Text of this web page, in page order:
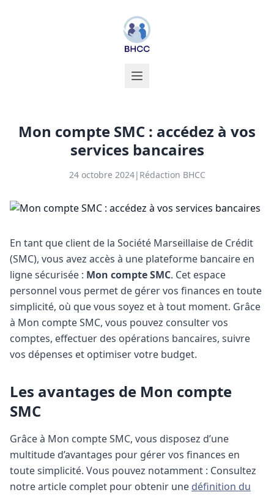
Mon compte SMC : accédez à vos
services bancaires
24 octobre 2024| Rédaction BHCC
En tant que client de la Société Marseillaise de Crédit
(SMC), vous avez accès à une plateforme bancaire en
ligne sécurisée : Mon compte SMC. Cet espace
personnel vous permet de gérer vos finances en toute
simplicité, où que vous soyez et à tout moment. Grâce
à Mon compte SMC, vous pouvez consulter vos
comptes, effectuer des opérations bancaires, suivre
vos dépenses et optimiser votre budget.
Les avantages de Mon compte
SMC
Grâce à Mon compte SMC, vous disposez d’une
multitude d’avantages pour gérer vos finances en
toute simplicité. Vous pouvez notamment : Consultez
notre article complet pour obtenir une définition du